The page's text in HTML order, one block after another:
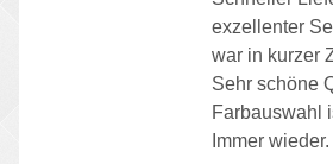
exzellenter
war in kurzer
Sehr schöne
Farbauswahl
Immer wieder.